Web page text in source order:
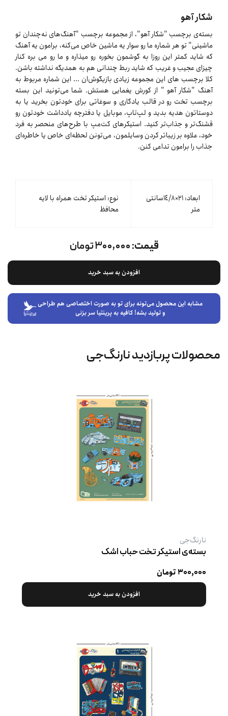
شکار آهو
بسته‌ی برچسب "شکار آهو"، از مجموعه برچسب "آهنگ‌های نه‌چندان تو
ماشینی" تو هر شماره ما رو سوار یه ماشین خاص می‌کنه، برامون یه آهنگ
که شاید کمتر این روزا به گوشمون بخوره رو میذاره و ما رو می بره کنار
چیزای عجیب و غریب که شاید ربط چندانی هم به همدیگه نداشته باشن.
کلا برچسب های این مجموعه زیادی بازیگوش‌ان ... این شماره مربوط به
آهنگ "شکار آهو " از کورش یغمایی هستش. شما می‌تونید این بسته
برچسب تخت رو در قالب یادگاری و سوغاتی برای خودتون بخرید یا به
دوستاتون هدیه بدید و لپ‌تاپ، موبایل یا دفترچه یادداشت خودتون رو
قشنگ‌تر و جذاب‌تر کنید. استیکرهای کت‌مپ با طرح‌های منحصر به فرد
خود، علاوه بر زیباتر کردن وسایلمون، می‌تونن لحظه‌ای خاص یا خاطره‌ای
جذاب را برامون تداعی کنن.
ابعاد: ٢١×١٤/٨سانتی
متر
نوع: استیکر تخت همراه با لایه
محافظ
قیمت:۳۰۰,۰۰۰ تومان
افزودن به سبد خرید
مشابه این محصول می‌تونه برای تو به صورت اختصاصی هم طراحی
و تولید بشه! کافیه به پرینتیا سر بزنی
محصولات پربازدید نارنگ‌جی
نارنگ‌جی
بسته‌ی استیکر تخت حباب اشک
۳۰۰,۰۰۰ تومان
افزودن به سبد خرید